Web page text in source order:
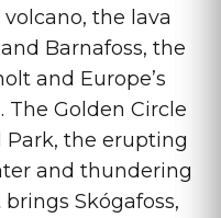
the lava
Barnafoss, the
and Europe’s
Golden Circle
the erupting
and thundering
Skógafoss,